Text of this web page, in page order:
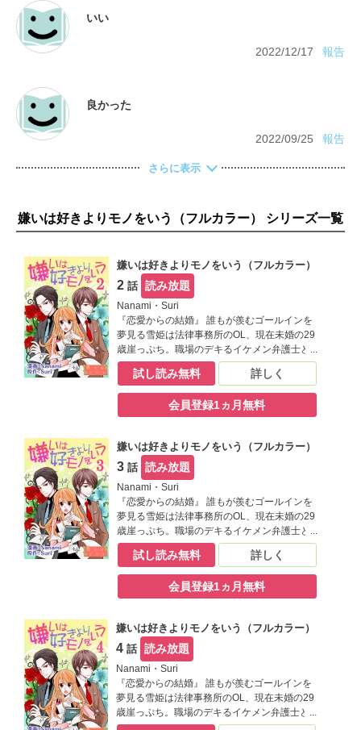
2022/12/17 報告
2022/09/25 報告
さらに表示
嫌いは好きよりモノをいう（フルカラー） シリーズ一覧
嫌いは好きよりモノをいう（フルカラー）
2 話 読み放題
Nanami・Suri
『恋愛からの結婚』 誰もが羨むゴールインを
夢見る雪姫は法律事務所のOL、現在未婚の29
歳崖っぷち。職場のデキるイケメン弁護士と
の妄想で心を満たす毎日だけど、ひょんな事
から替え玉お見合いをする事に。そこで現れ
た相手は生涯最高に嫌なヤツで――！？【恋
するソワレ】
試し読み無料 詳しく
会員登録1ヵ月無料
嫌いは好きよりモノをいう（フルカラー）
3 話 読み放題
Nanami・Suri
『恋愛からの結婚』 誰もが羨むゴールインを
夢見る雪姫は法律事務所のOL、現在未婚の29
歳崖っぷち。職場のデキるイケメン弁護士と
の妄想で心を満たす毎日だけど、ひょんな事
から替え玉お見合いをする事に。そこで現れ
た相手は生涯最高に嫌なヤツで――！？【恋
するソワレ】
試し読み無料 詳しく
会員登録1ヵ月無料
嫌いは好きよりモノをいう（フルカラー）
4話 読み放題
Nanami・Suri
『恋愛からの結婚』 誰もが羨むゴールインを
夢見る雪姫は法律事務所のOL、現在未婚の29
歳崖っぷち。職場のデキるイケメン弁護士と
の妄想で心を満たす毎日だけど、ひょんな事